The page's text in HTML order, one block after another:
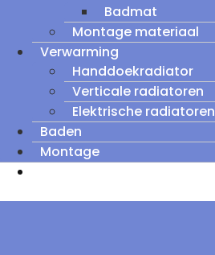
Badmat
Montage materiaal
Verwarming
Handdoekradiator
Verticale radiatoren
Elektrische radiatoren
Baden
Montage